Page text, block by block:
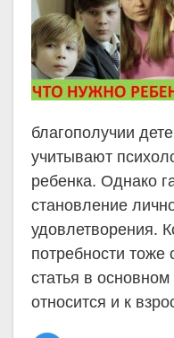
благополучии
учитывают
ребенка. Однако
становление
удовлетворения.
потребности тоже
статья в
относится и к